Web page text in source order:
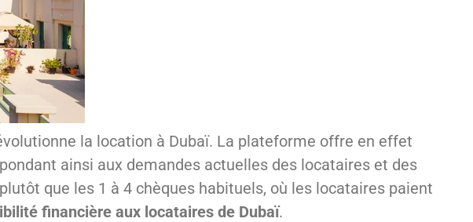
la location à Dubaï. La plateforme offre en effet
ainsi aux demandes actuelles des locataires et des
que les 1 à 4 chèques habituels, où les locataires paient
financière aux locataires de Dubaï.